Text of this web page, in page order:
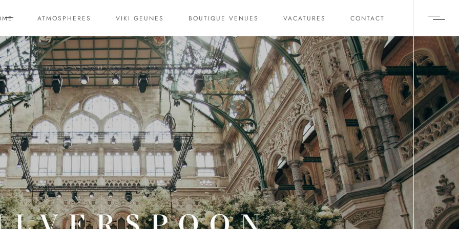
ATMOSPHERES VIKI GEUNES BOUTIQUE VENUES VACATURES CONTACT